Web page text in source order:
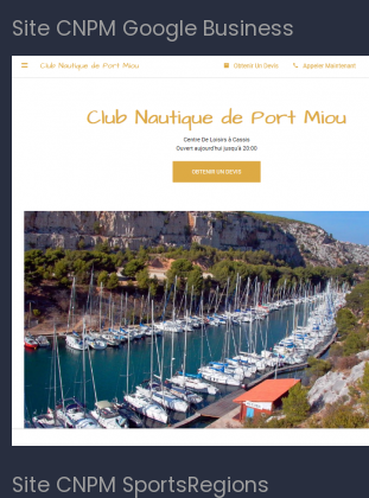
Site CNPM Google Business
Site CNPM SportsRegions